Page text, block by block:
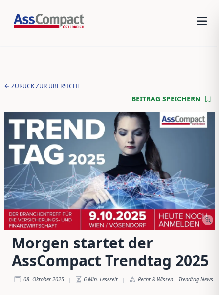
ZURÜCK ZUR ÜBERSICHT
BEITRAG SPEICHERN
Morgen startet der
AssCompact Trendtag 2025
08. Oktober 2025 | 6 Min. Lesezeit | Recht & Wissen - Trendtag-News